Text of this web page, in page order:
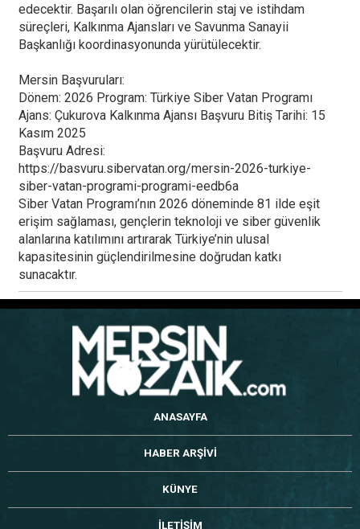
edecektir. Başarılı olan öğrencilerin staj ve istihdam
süreçleri, Kalkınma Ajansları ve Savunma Sanayii
Başkanlığı koordinasyonunda yürütülecektir.
Mersin Başvuruları:
Dönem: 2026 Program: Türkiye Siber Vatan Programı
Ajans: Çukurova Kalkınma Ajansı Başvuru Bitiş Tarihi: 15
Kasım 2025
Başvuru Adresi:
https://basvuru.sibervatan.org/mersin-2026-turkiye-
siber-vatan-programi-programi-eedb6a
Siber Vatan Programı’nın 2026 döneminde 81 ilde eşit
erişim sağlaması, gençlerin teknoloji ve siber güvenlik
alanlarına katılımını artırarak Türkiye’nin ulusal
kapasitesinin güçlendirilmesine doğrudan katkı
sunacaktır.
ANASAYFA
HABER ARŞİVİ
KÜNYE
İLETİŞİM